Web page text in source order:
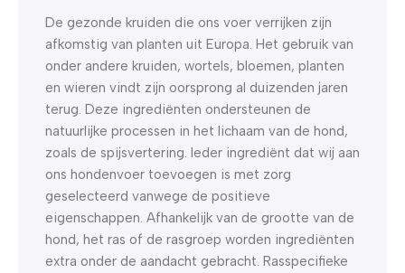
De gezonde kruiden die ons voer verrijken zijn
afkomstig van planten uit Europa. Het gebruik van
onder andere kruiden, wortels, bloemen, planten
en wieren vindt zijn oorsprong al duizenden jaren
terug. Deze ingrediënten ondersteunen de
natuurlijke processen in het lichaam van de hond,
zoals de spijsvertering. Ieder ingrediënt dat wij aan
ons hondenvoer toevoegen is met zorg
geselecteerd vanwege de positieve
eigenschappen. Afhankelijk van de grootte van de
hond, het ras of de rasgroep worden ingrediënten
extra onder de aandacht gebracht. Rasspecifieke